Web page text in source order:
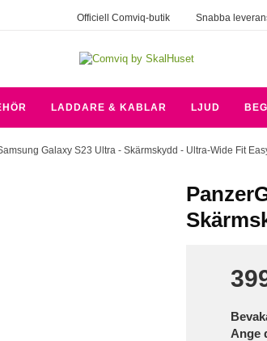
Officiell Comviq-butik Snabba
LADDARE & KABLAR LJUD
Galaxy S23 Ultra - Skärmskydd - Ultra-Wide Fit
Ange